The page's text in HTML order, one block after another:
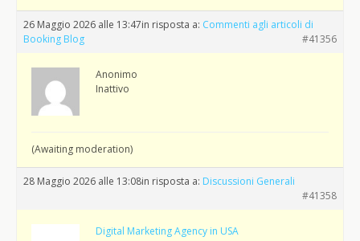
26 Maggio 2026 alle 13:47in risposta a: Commenti agli articoli di
Booking Blog
#41356
Anonimo
Inattivo
(Awaiting moderation)
28 Maggio 2026 alle 13:08in risposta a: Discussioni Generali
#41358
Digital Marketing Agency in USA